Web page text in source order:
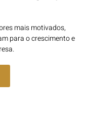
mais motivados,
para o crescimento e